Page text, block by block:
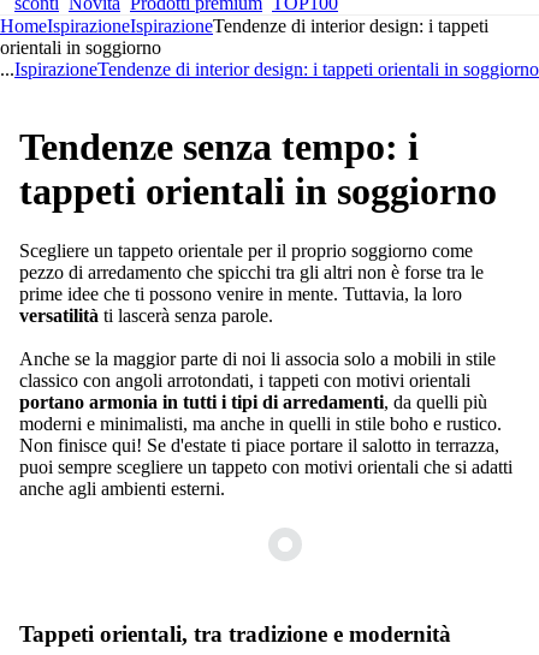
HomeIspirazioneIspirazioneTendenze di interior design: i tappeti
orientali in soggiorno
...IspirazioneTendenze di interior design: i tappeti orientali in soggiorno
Tendenze senza tempo: i
tappeti orientali in soggiorno
Scegliere un tappeto orientale per il proprio soggiorno come
pezzo di arredamento che spicchi tra gli altri non è forse tra le
prime idee che ti possono venire in mente. Tuttavia, la loro
versatilità ti lascerà senza parole.
Anche se la maggior parte di noi li associa solo a mobili in stile
classico con angoli arrotondati, i tappeti con motivi orientali
portano armonia in tutti i tipi di arredamenti, da quelli più
moderni e minimalisti, ma anche in quelli in stile boho e rustico.
Non finisce qui! Se d'estate ti piace portare il salotto in terrazza,
puoi sempre scegliere un tappeto con motivi orientali che si adatti
anche agli ambienti esterni.
Tappeti orientali, tra tradizione e modernità